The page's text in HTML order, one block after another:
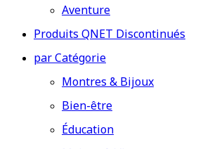
Aventure
Produits QNET Discontinués
par Catégorie
Montres & Bijoux
Bien-être
Éducation